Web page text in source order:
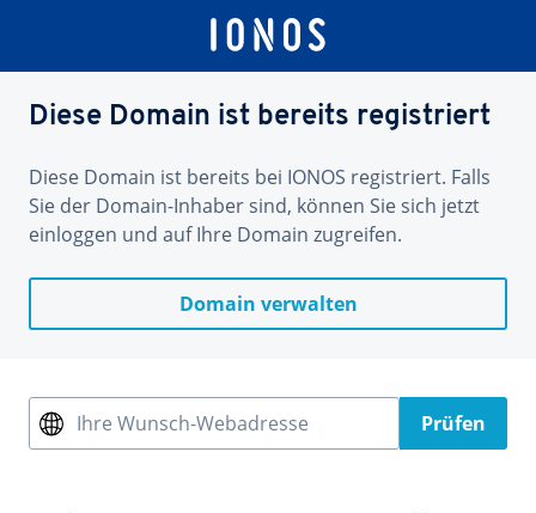
Diese Domain ist bereits registriert
Diese Domain ist bereits bei IONOS registriert. Falls
Sie der Domain-Inhaber sind, können Sie sich jetzt
einloggen und auf Ihre Domain zugreifen.
Domain verwalten
Ihre Wunsch-Webadresse Prüfen